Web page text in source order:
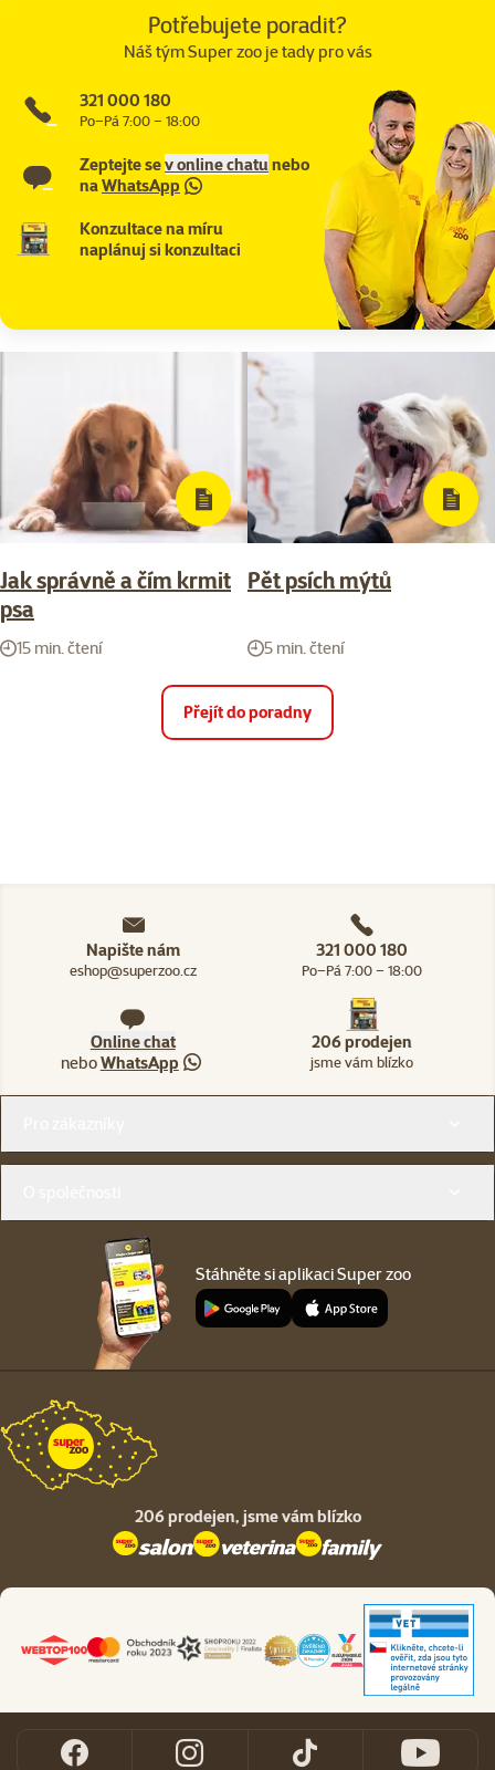
Potřebujete poradit?
Náš tým Super zoo je tady pro vás
321 000 180
Po–Pá 7:00 – 18:00
Zeptejte sev online chatunebo
naWhatsApp
Konzultace na míru
naplánuj si konzultaci
Jak správně a čím krmit
psa
15 min. čtení
Pět psích mýtů
5 min. čtení
Přejít do poradny
Napište nám
eshop@superzoo.cz
321 000 180
Po–Pá 7:00 – 18:00
Online chat
neboWhatsApp
206 prodejen
jsme vám blízko
Stáhněte si aplikaci Super zoo
206 prodejen, jsme vám blízko